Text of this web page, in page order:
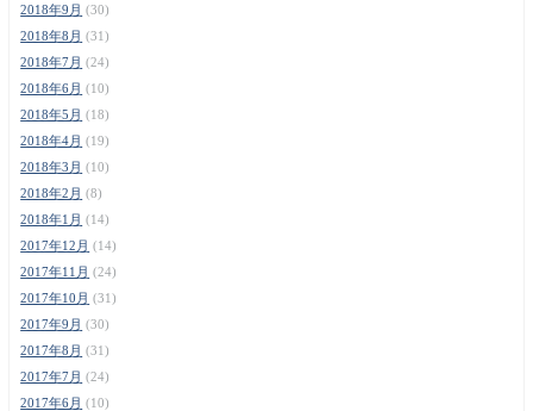
2018年9月 (30)
2018年8月 (31)
2018年7月 (24)
2018年6月 (10)
2018年5月 (18)
2018年4月 (19)
2018年3月 (10)
2018年2月 (8)
2018年1月 (14)
2017年12月 (14)
2017年11月 (24)
2017年10月 (31)
2017年9月 (30)
2017年8月 (31)
2017年7月 (24)
2017年6月 (10)